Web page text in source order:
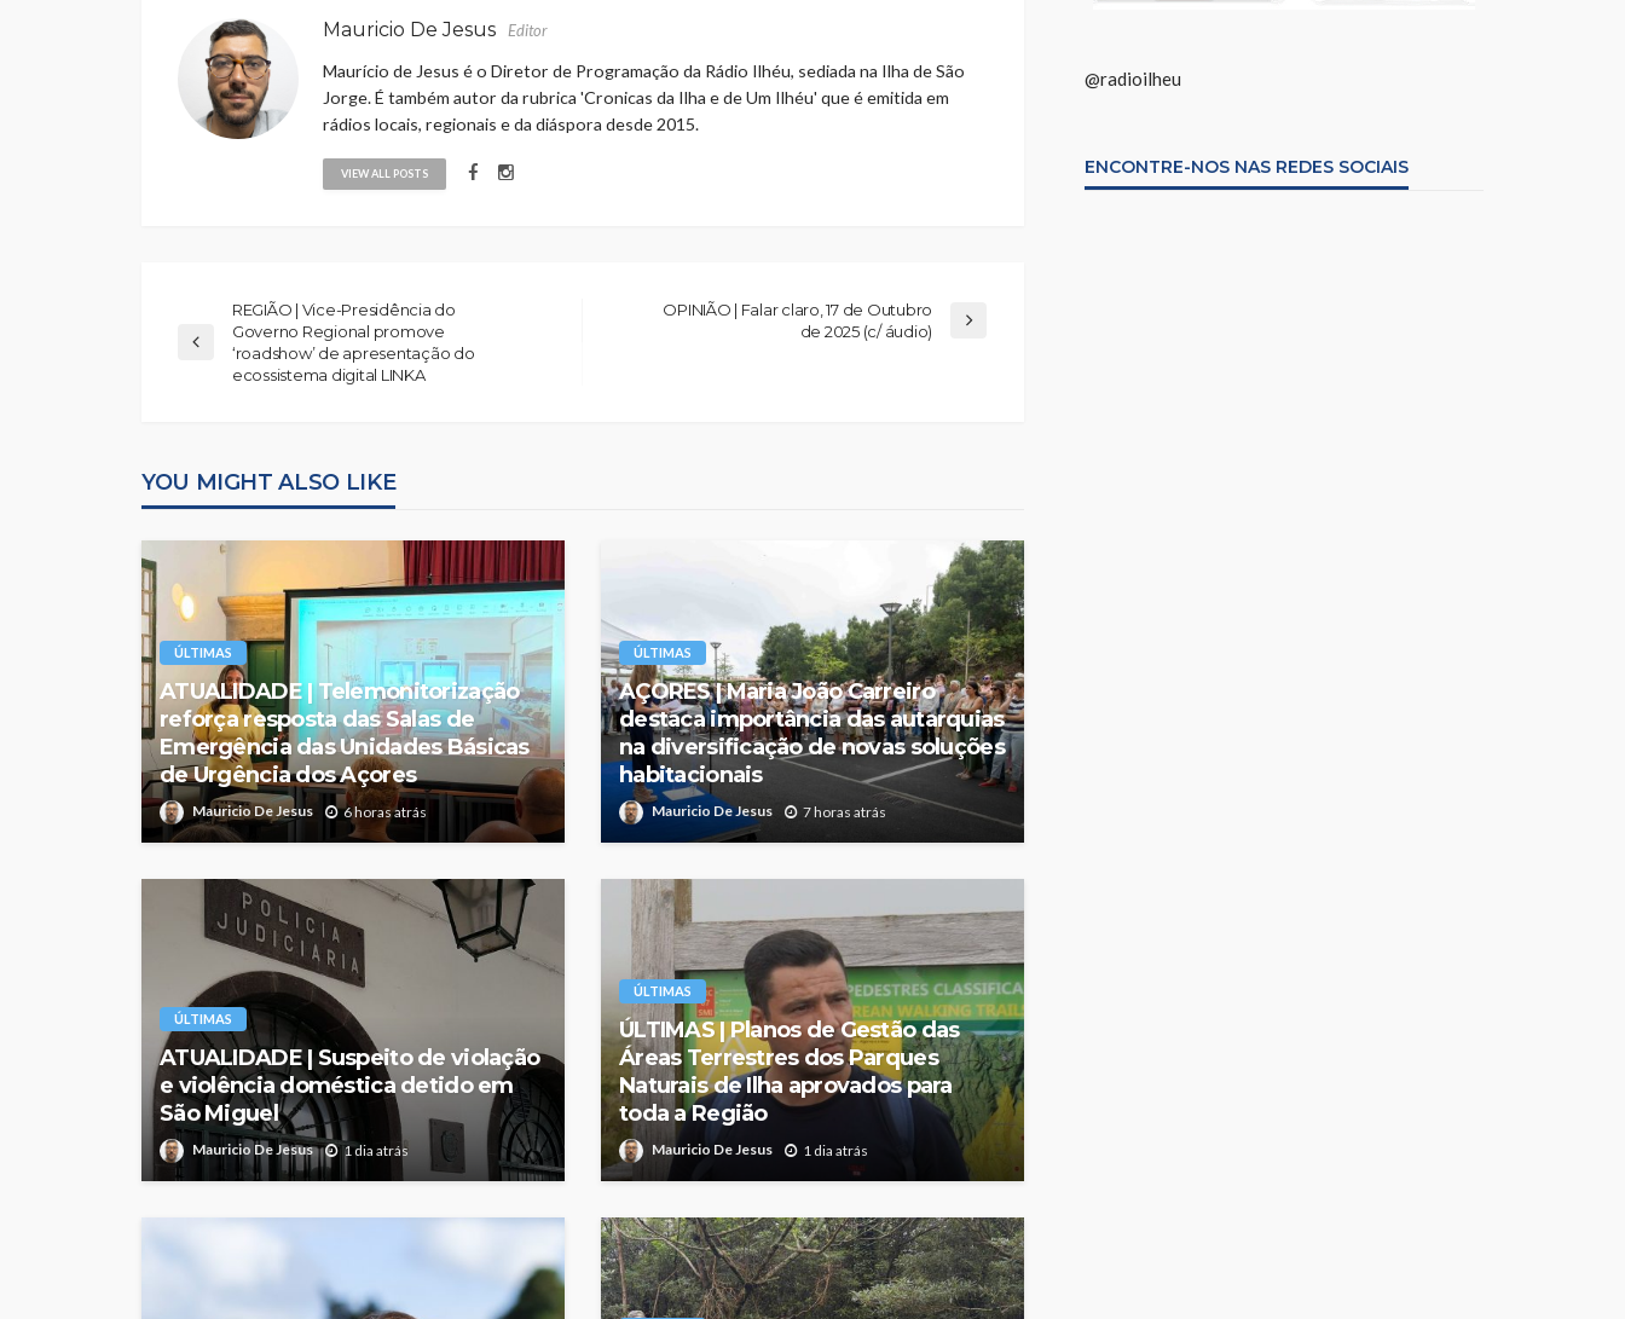
Mauricio De Jesus Editor
Maurício de Jesus é o Diretor de Programação da Rádio Ilhéu, sediada na Ilha de São
Jorge. É também autor da rubrica 'Cronicas da Ilha e de Um Ilhéu' que é emitida em
rádios locais, regionais e da diáspora desde 2015.
VIEW ALL POSTS
REGIÃO | Vice-Presidência do
Governo Regional promove
‘roadshow’ de apresentação do
ecossistema digital LINKA
OPINIÃO | Falar claro, 17 de Outubro
de 2025 (c/ áudio)
YOU MIGHT ALSO LIKE
ÚLTIMAS
ATUALIDADE | Telemonitorização
reforça resposta das Salas de
Emergência das Unidades Básicas
de Urgência dos Açores
Mauricio De Jesus 6 horas atrás
ÚLTIMAS
AÇORES | Maria João Carreiro
destaca importância das autarquias
na diversificação de novas soluções
habitacionais
Mauricio De Jesus 7 horas atrás
ÚLTIMAS
ATUALIDADE | Suspeito de violação
e violência doméstica detido em
São Miguel
Mauricio De Jesus 1 dia atrás
ÚLTIMAS
ÚLTIMAS | Planos de Gestão das
Áreas Terrestres dos Parques
Naturais de Ilha aprovados para
toda a Região
Mauricio De Jesus 1 dia atrás
@radioilheu
ENCONTRE-NOS NAS REDES SOCIAIS